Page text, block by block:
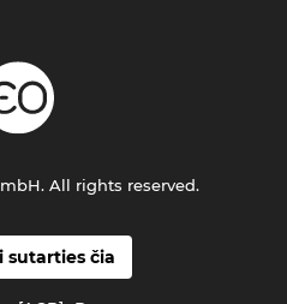
sutarties čia
All rights reserved.